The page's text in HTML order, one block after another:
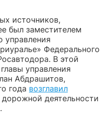
источников,
был заместителем
управления
Федерального
В этой
управления
Абдрашитов,
года возглавил
деятельности